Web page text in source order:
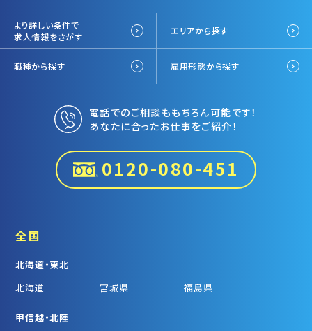
より詳しい条件で
求人情報をさがす
エリアから探す
職種から探す 雇用形態から探す
電話でのご相談ももちろん可能です！
あなたに合ったお仕事をご紹介！
0120-080-451
全国
北海道・東北
北海道
宮城県 福島県
甲信越・北陸